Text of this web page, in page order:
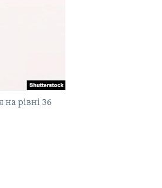
на рівні 36